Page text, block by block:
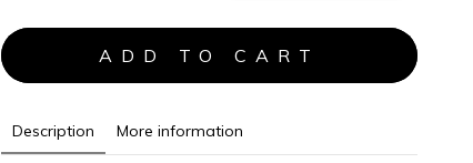
Description More information